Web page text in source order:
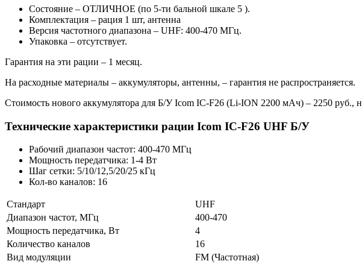
Состояние – ОТЛИЧНОЕ (по 5-ти бальной шкале 5 ).
Комплектация – рация 1 шт, антенна
Версия частотного диапазона – UHF: 400-470 МГц.
Упаковка – отсутствует.
Гарантия на эти рации – 1 месяц.
На расходные материалы – аккумуляторы, антенны, – гарантия не распространяется.
Стоимость нового аккумулятора для Б/У Icom IC-F26 (Li-ION 2200 мАч) – 2250 руб.,
Технические характеристики рации Icom IC-F26 UHF Б/У
Рабочий диапазон частот: 400-470 МГц
Мощность передатчика: 1-4 Вт
Шаг сетки: 5/10/12,5/20/25 кГц
Кол-во каналов: 16
Стандарт
UHF
Диапазон частот, МГц
400-470
Мощность передатчика, Вт
4
Количество каналов
16
Вид модуляции
FM (Частотная)